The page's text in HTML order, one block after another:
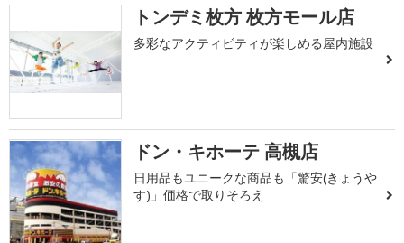
トンデミ枚方 枚方モール店
多彩なアクティビティが楽しめる屋内施設
ドン・キホーテ 高槻店
日用品もユニークな商品も「驚安(きょうや
す)」価格で取りそろえ